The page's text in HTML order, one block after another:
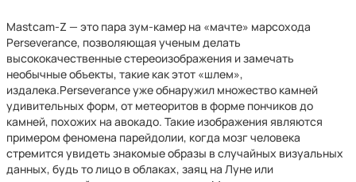
Mastcam-Z — это пара зум-камер на «мачте» марсохода
Perseverance, позволяющая ученым делать
высококачественные стереоизображения и замечать
необычные объекты, такие как этот «шлем»,
издалека.Perseverance уже обнаружил множество камней
удивительных форм, от метеоритов в форме пончиков до
камней, похожих на авокадо. Такие изображения являются
примером феномена парейдолии, когда мозг человека
стремится увидеть знакомые образы в случайных визуальных
данных, будь то лицо в облаках, заяц на Луне или